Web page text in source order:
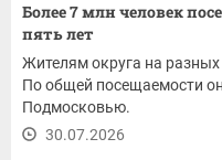
Более 7 млн человек
пять лет
Жителям округа на
По общей посещаемости
Подмосковью.
30.07.2026